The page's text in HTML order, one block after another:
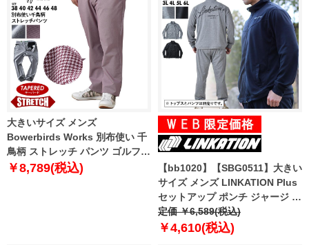
大きいサイズ メンズ
Bowerbirds Works 別布使い 千
鳥柄 ストレッチ パンツ ゴルフウ
ェア テーパード azp230101201t
￥8,789(税込)
【bb1020】【SBG0511】大きい
サイズ メンズ LINKATION Plus
セットアップ ポンチ ジャージ ス
タンド ジャケット アスレジャー
スポーツウェア la-cj230111
定価 ￥6,589(税込)
￥4,610(税込)